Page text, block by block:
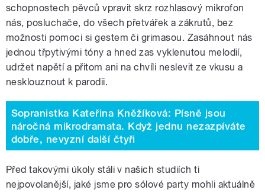
schopnostech pěvců vpravit skrz rozhlasový mikrofon
nás, posluchače, do všech přetvářek a zákrutů, bez
možnosti pomoci si gestem či grimasou. Zasáhnout nás
jednou třpytivými tóny a hned zas vyklenutou melodií,
udržet napětí a přitom ani na chvíli neslevit ze vkusu a
nesklouznout k parodii.
Sopranistka Kateřina Kněžíková: Písně jsou
náročná mikrodramata. Když jednu nezazpíváte
dobře, nevyzní další čtyři
Před takovými úkoly stáli v našich studiích ti
nejpovolanější, jaké jsme pro sólové party mohli aktuálně